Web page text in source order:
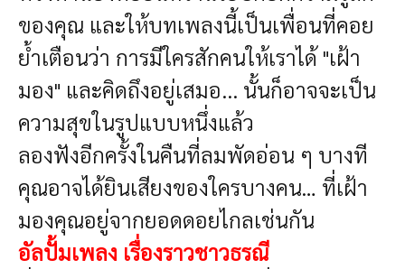
ของคุณ และให้บทเพลงนี้เป็นเพื่อนที่คอย
ย้ำเตือนว่า การมีใครสักคนให้เราได้ "เฝ้า
มอง" และคิดถึงอยู่เสมอ... นั้นก็อาจจะเป็น
ความสุขในรูปแบบหนึ่งแล้ว
ลองฟังอีกครั้งในคืนที่ลมพัดอ่อน ๆ บางที
คุณอาจได้ยินเสียงของใครบางคน… ที่เฝ้า
มองคุณอยู่จากยอดดอยไกลเช่นกัน
อัลปั้มเพลง เรื่องราวชาวธรณี